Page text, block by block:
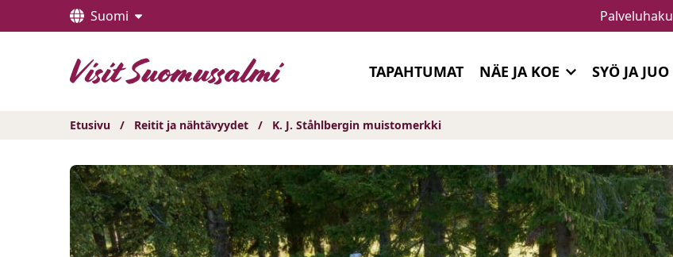
sisältöön
Suomi Palveluhaku
TAPAHTUMAT NÄE JA KOE SYÖ JA JUO
Etusivu / Reitit ja nähtävyydet / K. J. Ståhlbergin muistomerkki